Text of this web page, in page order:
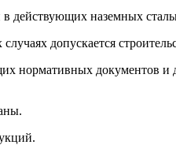
наземных
допу­скается
нормативных